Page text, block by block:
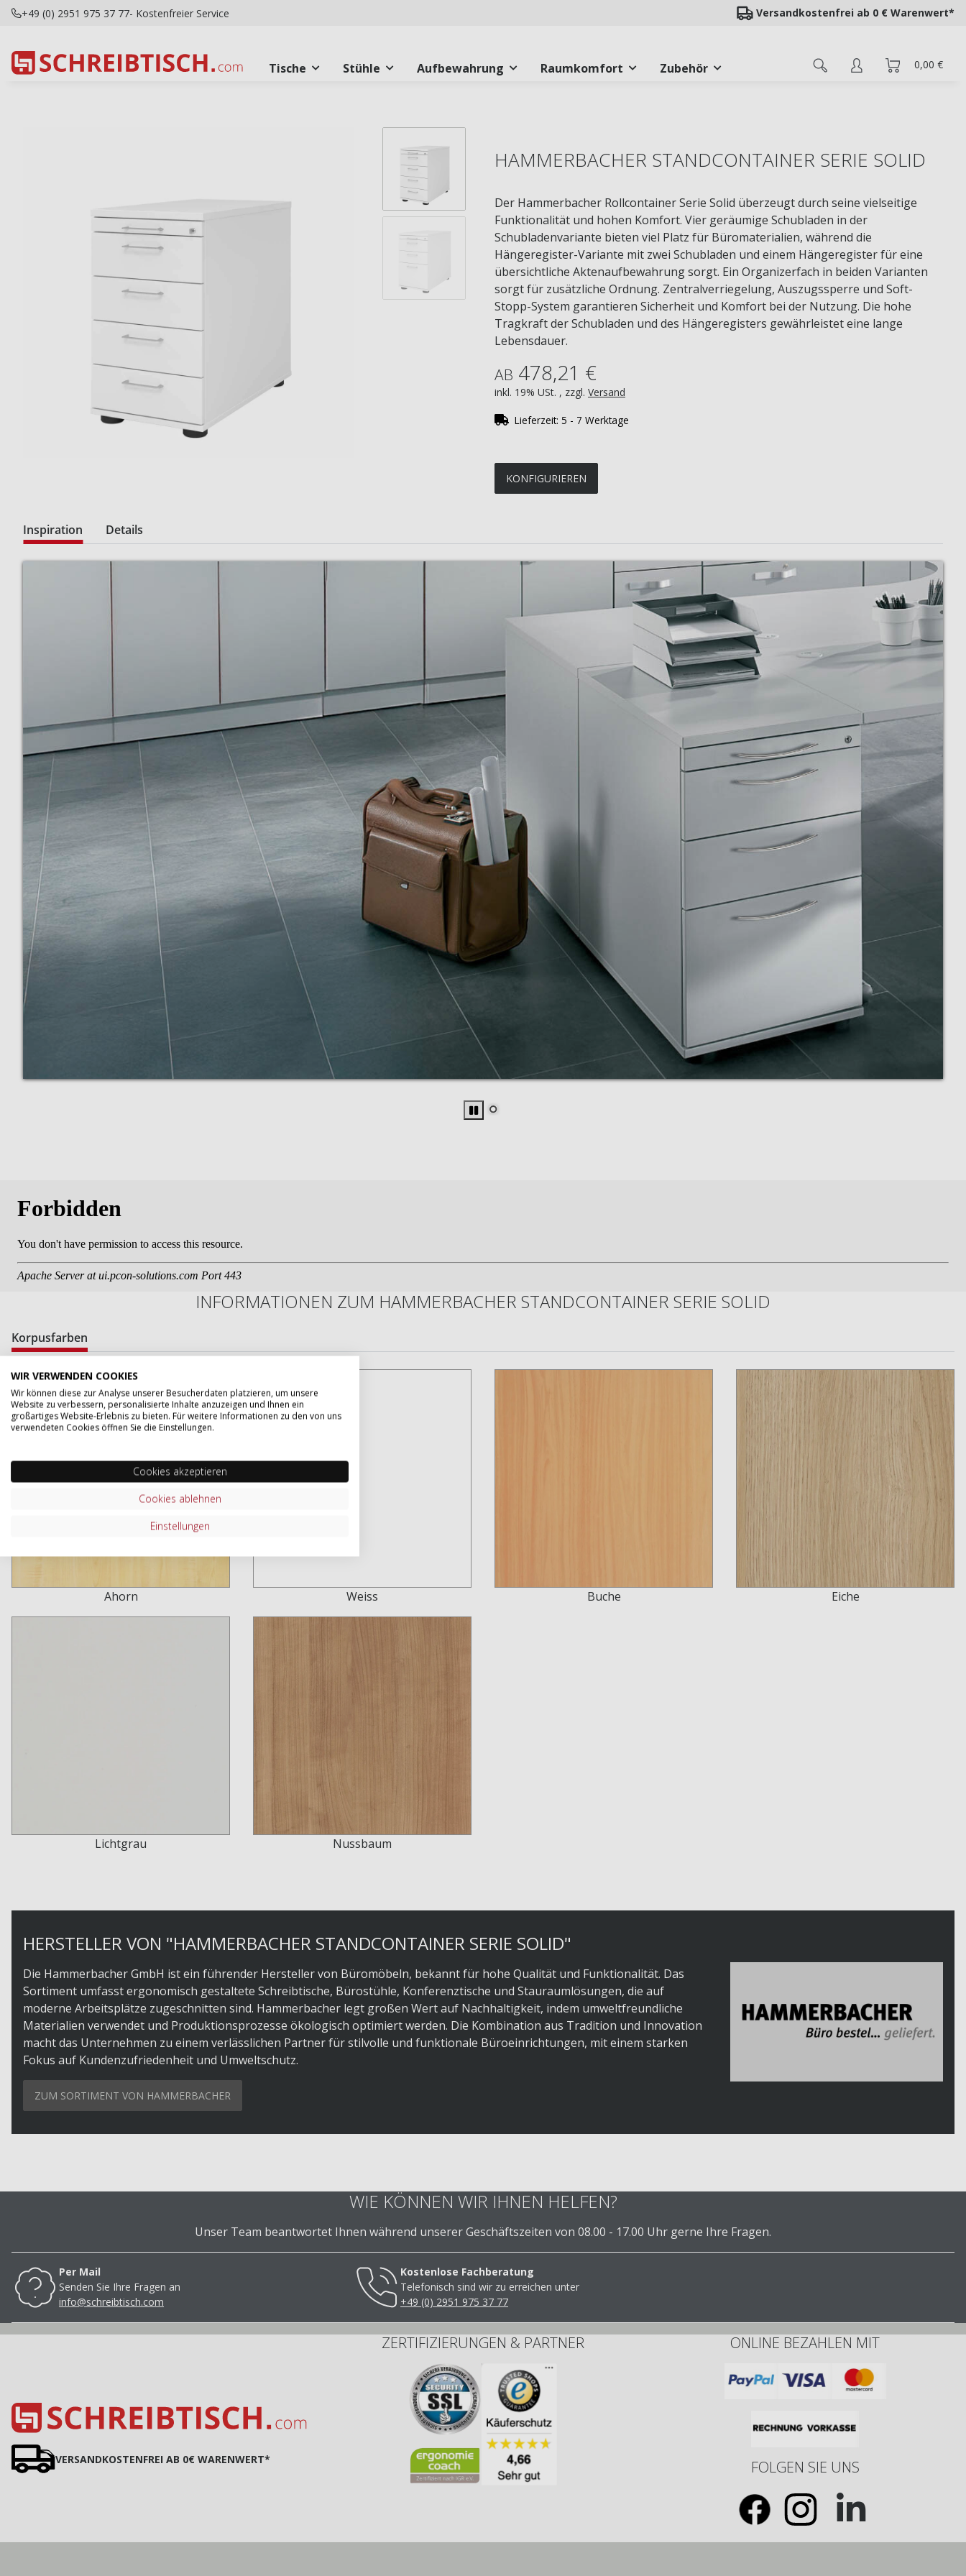
Versandkostenfrei ab 0 € Warenwert*
+49 (0) 2951 975 37 77- Kostenfreier Service
0,00 €
Tische Stühle Aufbewahrung Raumkomfort Zubehör
HAMMERBACHER STANDCONTAINER SERIE SOLID
Der Hammerbacher Rollcontainer Serie Solid überzeugt durch seine vielseitige
Funktionalität und hohen Komfort. Vier geräumige Schubladen in der
Schubladenvariante bieten viel Platz für Büromaterialien, während die
Hängeregister-Variante mit zwei Schubladen und einem Hängeregister für eine
übersichtliche Aktenaufbewahrung sorgt. Ein Organizerfach in beiden Varianten
sorgt für zusätzliche Ordnung. Zentralverriegelung, Auszugssperre und Soft-
Stopp-System garantieren Sicherheit und Komfort bei der Nutzung. Die hohe
Tragkraft der Schubladen und des Hängeregisters gewährleistet eine lange
Lebensdauer.
AB 478,21 €
inkl. 19% USt. , zzgl. Versand
Lieferzeit: 5 - 7 Werktage
KONFIGURIEREN
Inspiration Details
INFORMATIONEN ZUM HAMMERBACHER STANDCONTAINER SERIE SOLID
Korpusfarben
Ahorn Weiss Buche Eiche
Lichtgrau Nussbaum
HERSTELLER VON "HAMMERBACHER STANDCONTAINER SERIE SOLID"
Die Hammerbacher GmbH ist ein führender Hersteller von Büromöbeln, bekannt für hohe Qualität und Funktionalität. Das
Sortiment umfasst ergonomisch gestaltete Schreibtische, Bürostühle, Konferenztische und Stauraumlösungen, die auf
moderne Arbeitsplätze zugeschnitten sind. Hammerbacher legt großen Wert auf Nachhaltigkeit, indem umweltfreundliche
Materialien verwendet und Produktionsprozesse ökologisch optimiert werden. Die Kombination aus Tradition und Innovation
macht das Unternehmen zu einem verlässlichen Partner für stilvolle und funktionale Büroeinrichtungen, mit einem starken
Fokus auf Kundenzufriedenheit und Umweltschutz.
ZUM SORTIMENT VON HAMMERBACHER
WIE KÖNNEN WIR IHNEN HELFEN?
Unser Team beantwortet Ihnen während unserer Geschäftszeiten von 08.00 - 17.00 Uhr gerne Ihre Fragen.
Per Mail
Senden Sie Ihre Fragen an
info@schreibtisch.com
Kostenlose Fachberatung
Telefonisch sind wir zu erreichen unter
+49 (0) 2951 975 37 77
VERSANDKOSTENFREI AB 0€ WARENWERT*
ZERTIFIZIERUNGEN & PARTNER ONLINE BEZAHLEN MIT
FOLGEN SIE UNS
WIR VERWENDEN COOKIES
Wir können diese zur Analyse unserer Besucherdaten platzieren, um unsere
Website zu verbessern, personalisierte Inhalte anzuzeigen und Ihnen ein
großartiges Website-Erlebnis zu bieten. Für weitere Informationen zu den von uns
verwendeten Cookies öffnen Sie die Einstellungen.
Cookies akzeptieren
Cookies ablehnen
Einstellungen